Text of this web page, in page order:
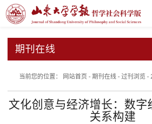
期刊在线
当前您的位置： 网站首页- 期刊在线 - 过刊浏览-
文化创意与经济增长：数字
关系构建